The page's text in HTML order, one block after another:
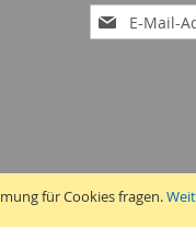
für Cookies fragen.
Anmeldung
zum